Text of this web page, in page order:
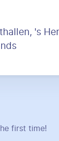
's
first time!